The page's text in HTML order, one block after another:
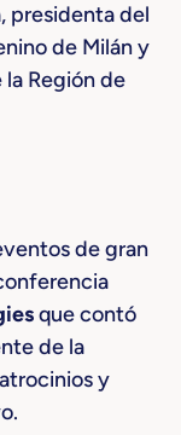
presidenta del
de Milán y
Región de
de gran
que contó
de la
y